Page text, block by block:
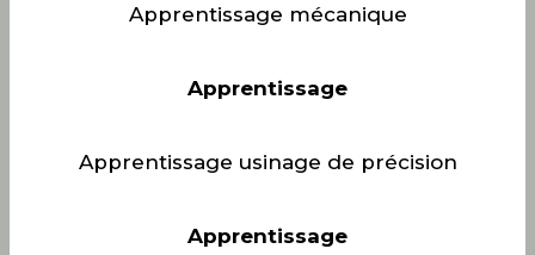
Apprentissage mécanique
Apprentissage
Apprentissage usinage de précision
Apprentissage